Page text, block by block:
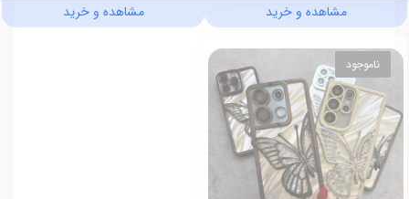
مشاهده و خرید مشاهده و خرید
ناموجود